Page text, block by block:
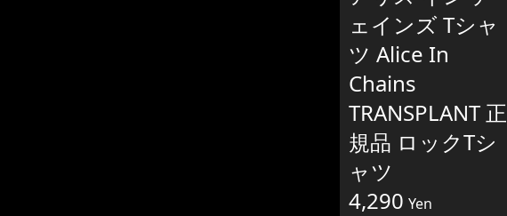
ェインズ Tシャ
ツ Alice In
Chains
TRANSPLANT 正
規品 ロックTシ
ャツ
4,290 Yen